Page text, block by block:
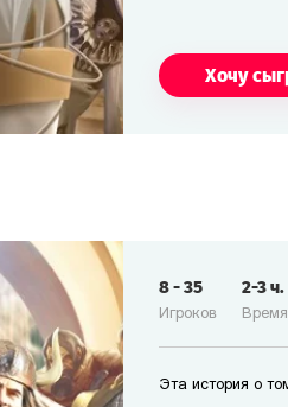
Хочу
Игроков
8-35 2-3ч.
Эта история о